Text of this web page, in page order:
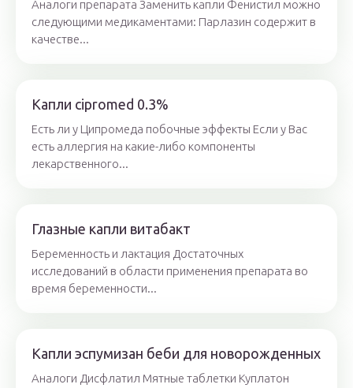
Аналоги препарата Заменить капли Фенистил можно
следующими медикаментами: Парлазин содержит в
качестве...
Капли cipromed 0.3%
Есть ли у Ципромеда побочные эффекты Если у Вас
есть аллергия на какие-либо компоненты
лекарственного...
Глазные капли витабакт
Беременность и лактация Достаточных
исследований в области применения препарата во
время беременности...
Капли эспумизан беби для новорожденных
Аналоги Дисфлатил Мятные таблетки Куплатон